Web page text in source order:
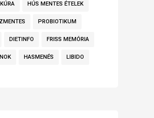
HÚS MENTES ÉTELEK
PROBIOTIKUM
DIETINFO FRISS MEMÓRIA
HASMENÉS LIBIDO